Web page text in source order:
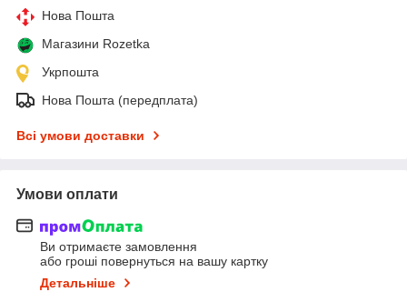
Нова Пошта
Магазини Rozetka
Укрпошта
Нова Пошта (передплата)
Всі умови доставки
Умови оплати
Ви отримаєте замовлення
або гроші повернуться на вашу картку
Детальніше